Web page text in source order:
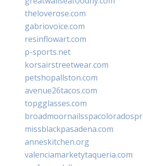
theloverose.com
gabriovoice.com
resinflowart.com
p-sports.net
korsairstreetwear.com
petshopallston.com
avenue26tacos.com
topgglasses.com
missblackpasadena.com
anneskitchen.org
valenciamarketytaqueria.com